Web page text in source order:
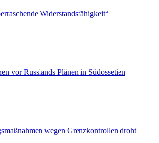
Widerstandsfähigkeit“
vor Russlands Plänen in Südossetien
wegen Grenzkontrollen droht